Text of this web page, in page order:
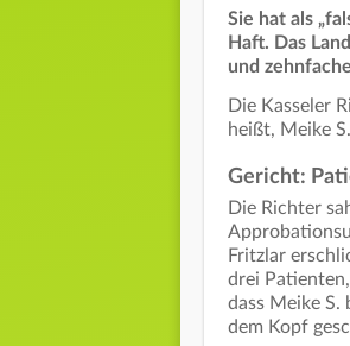
Sie hat als
Haft. Das
und
Die Kasseler
heißt, Meike
Gericht:
Die Richter
Fritzlar
drei
dass Meike
dem Kopf